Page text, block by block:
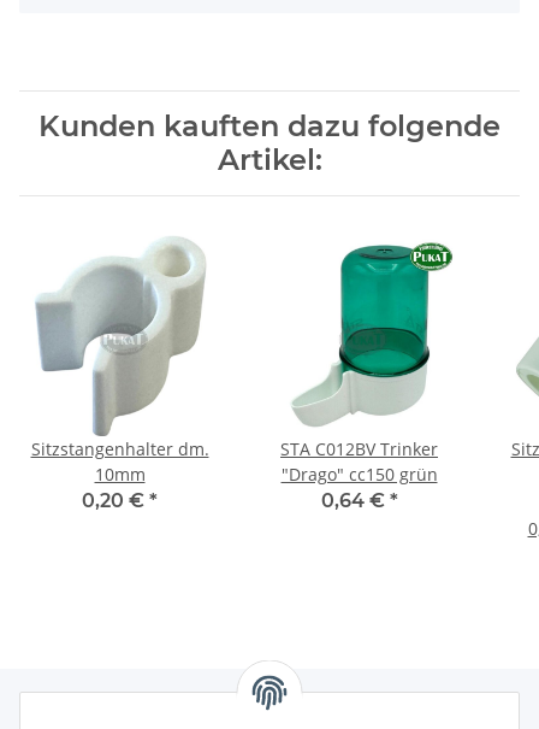
Kunden kauften dazu folgende
Artikel:
Sitzstangenhalter dm.
10mm
0,20 € *
STA C012BV Trinker
"Drago" cc150 grün
0,64 € *